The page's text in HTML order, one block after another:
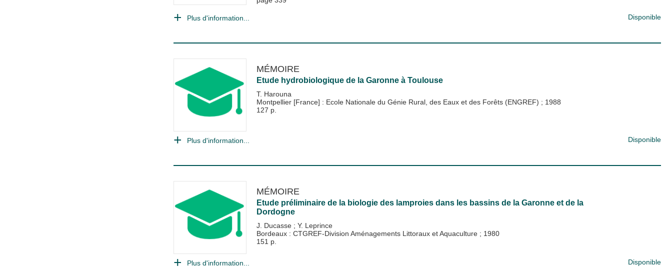
Plus d'information... Disponible
MÉMOIRE
Etude hydrobiologique de la Garonne à Toulouse
T. Harouna
Montpellier [France] : Ecole Nationale du Génie Rural, des Eaux et des Forêts (ENGREF) ; 1988
127 p.
Plus d'information... Disponible
MÉMOIRE
Etude préliminaire de la biologie des lamproies dans les bassins de la Garonne et de la
Dordogne
J. Ducasse ; Y. Leprince
Bordeaux : CTGREF-Division Aménagements Littoraux et Aquaculture ; 1980
151 p.
Plus d'information... Disponible